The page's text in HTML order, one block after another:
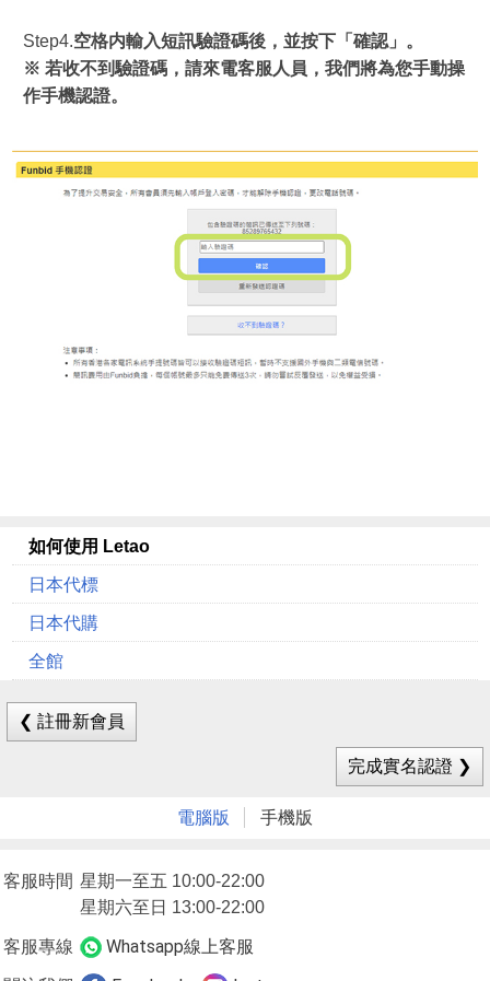
Step4.空格内輸入短訊驗證碼後，並按下「確認」。
※ 若收不到驗證碼，請來電客服人員，我們將為您手動操
作手機認證。
如何使用 Letao
日本代標
日本代購
全館
❮ 註冊新會員
完成實名認證 ❯
電腦版 手機版
客服時間 星期一至五 10:00-22:00
星期六至日 13:00-22:00
客服專線 Whatsapp線上客服